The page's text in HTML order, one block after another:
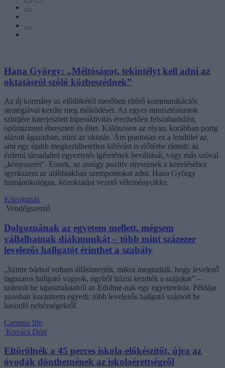
Hana György: „Méltóságot, tekintélyt kell adni az
oktatásról szóló közbeszédnek”
Az új kormány az elődökétől merőben eltérő kommunikációs
stratégiával kezdte meg működését. Az egyes minisztériumok
szintjére kiterjesztett hiperaktivitás érezhetően felszabadulást,
optimizmust ébresztett és éltet. Különösen az olyan, korábban porig
alázott ágazatban, mint az oktatás. Ám pontosan ez a lendület az,
ami egy újabb megkerülhetetlen kihívást is előtérbe rántott: az
érdemi társadalmi egyeztetés ígéretének beváltását, vagy más szóval
„kényszerét”. Ennek, az amúgy pozitív stressznek a kezeléséhez
igyekszem az alábbiakban szempontokat adni. Hana György
humánökológus, közoktatási vezető véleménycikke.
Közoktatás
Vendégszerző
Dolgoznának az egyetem mellett, mégsem
vállalhatnak diákmunkát – több mint százezer
levelezős hallgatót érinthet a szabály
„Szinte bárhol voltam állásinterjún, mikor megtudták, hogy levelező
tagozatos hallgató vagyok, egyből húzni kezdték a szájukat” –
számolt be tapasztalatairól az Eduline-nak egy egyetemista. Példája
azonban korántsem egyedi: több levelezős hallgató számolt be
hasonló nehézségekről.
Campus life
Kovács Dóri
Eltörölnék a 45 perces iskola-előkészítőt, újra az
óvodák dönthetnének az iskolaérettségről